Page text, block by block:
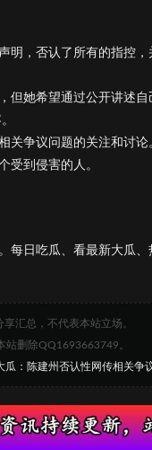
明，否认了所有的指控
但她希望通过公开讲述
关争议问题的关注和讨
受到侵害的人。
每日吃瓜、看最新大瓜
汇总，不代表本站立场。
站删除QQ1693663749。
瓜：陈建州否认性网传相关争